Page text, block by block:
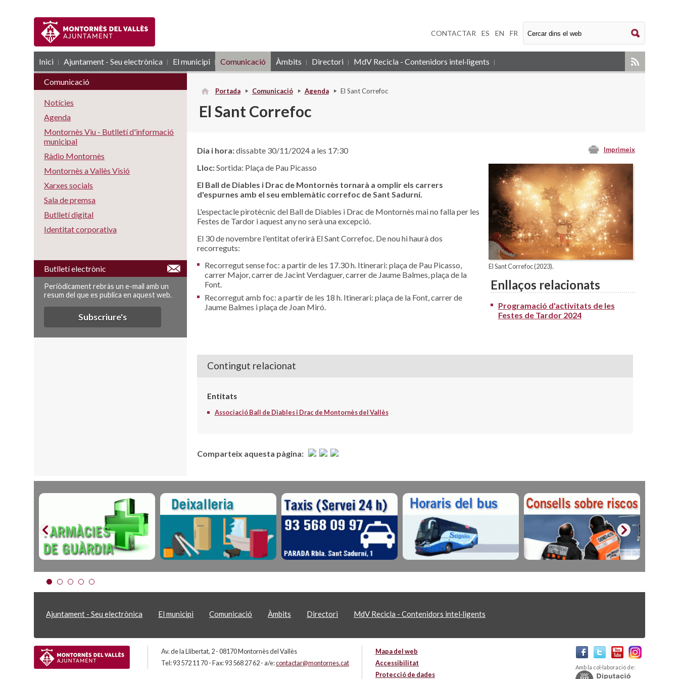
CONTACTAR ES EN FR
Inici Ajuntament - Seu electrònica El municipi Comunicació Àmbits Directori MdV Recicla - Contenidors intel·ligents
RSS
Portada Comunicació Agenda El Sant Correfoc
El Sant Correfoc
Imprimeix
Dia i hora:dissabte 30/11/2024 a les 17:30
Lloc:Sortida: Plaça de Pau Picasso
El Ball de Diables i Drac de Montornès tornarà a omplir els carrers
d'espurnes amb el seu emblemàtic correfoc de Sant Sadurní.
L'espectacle pirotècnic del Ball de Diables i Drac de Montornès mai no falla per les
Festes de Tardor i aquest any no serà una excepció.
El 30 de novembre l'entitat oferirà El Sant Correfoc. De nou hi haurà dos
recorreguts:
Recorregut sense foc: a partir de les 17.30 h. Itinerari: plaça de Pau Picasso,
carrer Major, carrer de Jacint Verdaguer, carrer de Jaume Balmes, plaça de la
Font.
Recorregut amb foc: a partir de les 18 h. Itinerari: plaça de la Font, carrer de
Jaume Balmes i plaça de Joan Miró.
El Sant Correfoc (2023).
Enllaços relacionats
Programació d'activitats de les
Festes de Tardor 2024
Contingut relacionat
Entitats
Associació Ball de Diables i Drac de Montornès del Vallès
Comparteix aquesta pàgina:
Comunicació
Notícies
Agenda
Montornès Viu - Butlletí d'informació
municipal
Ràdio Montornès
Montornès a Vallès Visió
Xarxes socials
Sala de premsa
Butlletí digital
Identitat corporativa
Butlletí electrònic
Periòdicament rebràs un e-mail amb un
resum del que es publica en aquest web.
Subscriure's
Ajuntament - Seu electrònica El municipi Comunicació Àmbits Directori MdV Recicla - Contenidors intel·ligents
Av. de la Llibertat, 2 - 08170 Montornès del Vallès
Tel: 93 572 11 70 - Fax: 93 568 27 62 - a/e:contactar@montornes.cat
Mapa del web
Accessibilitat
Protecció de dades
Amb la col·laboració de: